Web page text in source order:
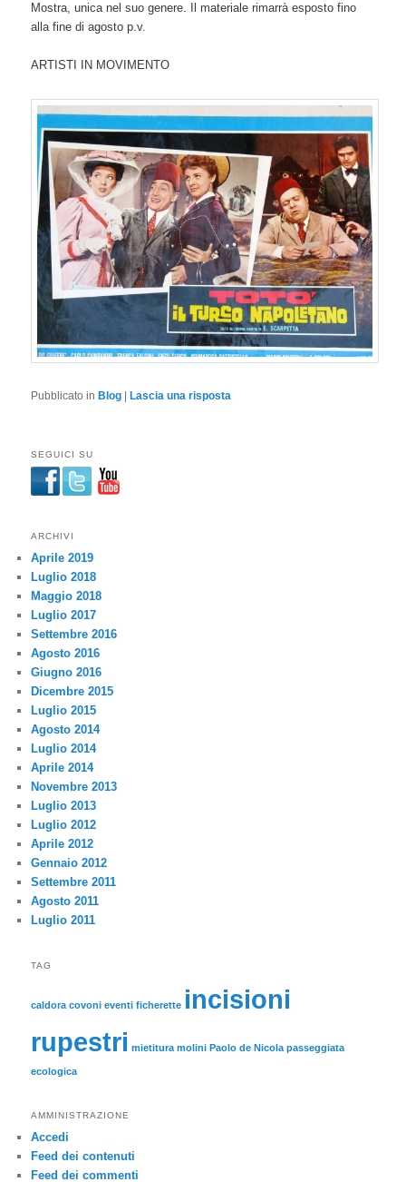
Mostra, unica nel suo genere. Il materiale rimarrà esposto fino
alla fine di agosto p.v.
ARTISTI IN MOVIMENTO
Pubblicato in Blog Lascia una risposta
SEGUICI SU
ARCHIVI
Aprile 2019
Luglio 2018
Maggio 2018
Luglio 2017
Settembre 2016
Agosto 2016
Giugno 2016
Dicembre 2015
Luglio 2015
Agosto 2014
Luglio 2014
Aprile 2014
Novembre 2013
Luglio 2013
Luglio 2012
Aprile 2012
Gennaio 2012
Settembre 2011
Agosto 2011
Luglio 2011
TAG
caldora covoni eventi ficherette incisioni
rupestri mietitura molini Paolo de Nicola passeggiata
ecologica
AMMINISTRAZIONE
Accedi
Feed dei contenuti
Feed dei commenti